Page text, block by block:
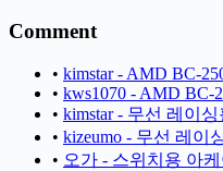
Comment
• kimstar - AMD BC-
• kws1070 - AMD BC-
• kimstar - 무선 레이
• kizeumo - 무선 레이
• 오가 - 스위치용 아